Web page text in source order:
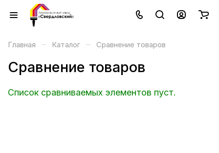
Главная – Каталог – Сравнение товаров
Сравнение товаров
Список сравниваемых элементов пуст.